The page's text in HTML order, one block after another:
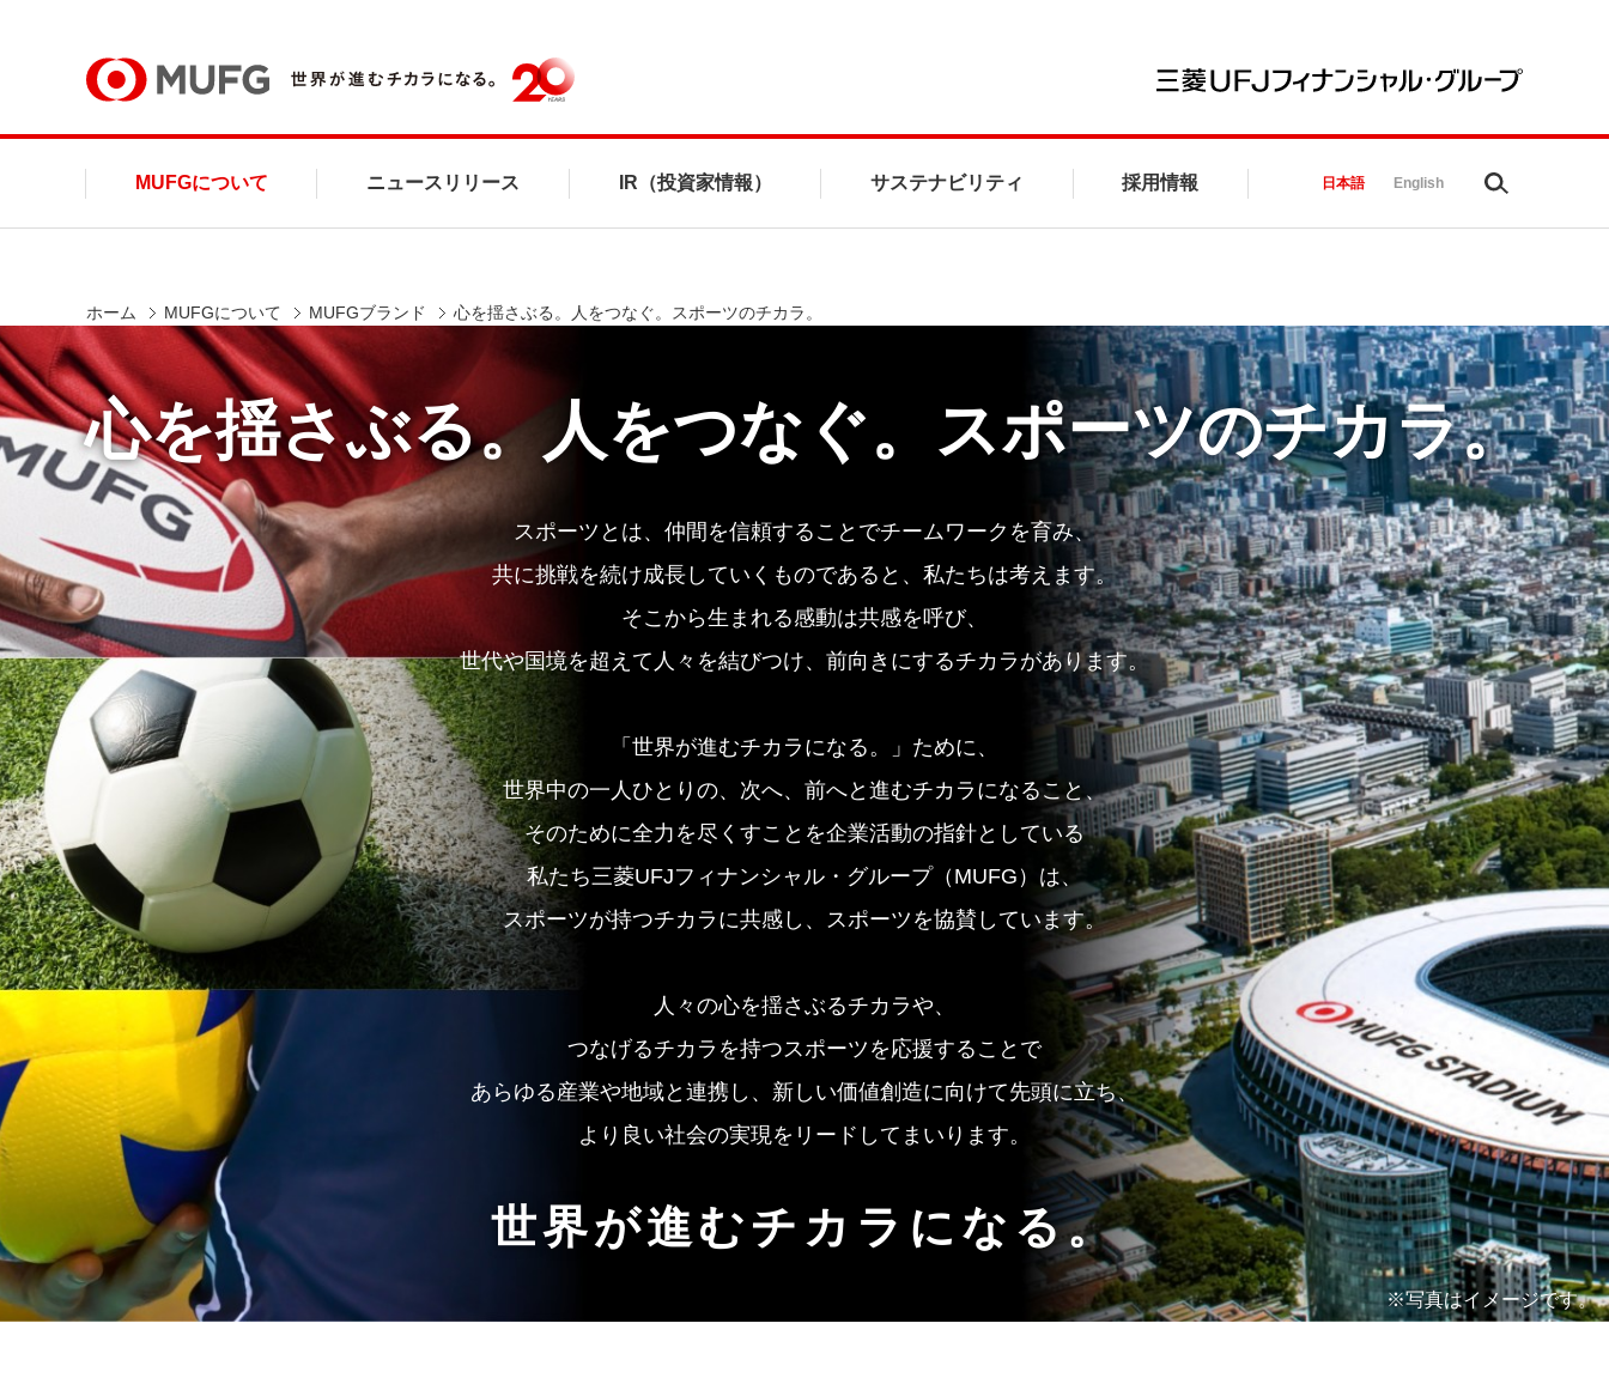
MUFGについて ニュースリリース IR（投資家情報） サステナビリティ 採用情報 日本語 English
ホーム MUFGについて MUFGブランド 心を揺さぶる。人をつなぐ。スポーツのチカラ。
心を揺さぶる。人をつなぐ。 スポーツのチカラ。
スポーツとは、 仲間を信頼することでチームワークを育み、
共に挑戦を続け成長していくものであると、 私たちは考えます。
そこから生まれる感動は共感を呼び、
世代や国境を超えて人々を結びつけ、 前向きにするチカラがあります。
「世界が進むチカラになる。」ために、
世界中の一人ひとりの、 次へ、前へと進むチカラになること、
そのために全力を尽くすことを企業活動の指針としている
私たち三菱UFJフィナンシャル・グループ（MUFG）は、
スポーツが持つチカラに共感し、 スポーツを協賛しています。
人々の心を揺さぶるチカラや、
つなげるチカラを持つスポーツを応援することで
あらゆる産業や地域と連携し、 新しい価値創造に向けて先頭に立ち、
より良い社会の実現をリードしてまいります。
世界が進むチカラになる。
※写真はイメージです。